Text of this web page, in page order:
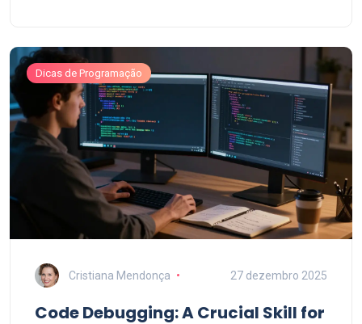
Dicas de Programação
Cristiana Mendonça 27 dezembro 2025
Code Debugging: A Crucial Skill for